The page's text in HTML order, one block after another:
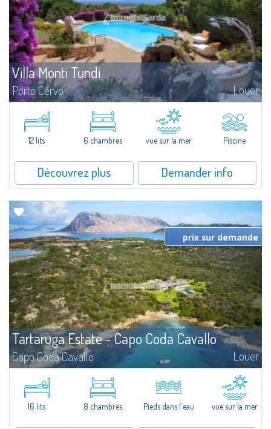
Villa Monti Tundi
Porto Cervo Louer
Villa de construction récente dans une Résidence de prestige.Elle se
compose de trois chambres doubles, deux chambres à deux lits, chacune
avec salle de bains, une chambre de service à deux lits avec salle de bains...
12 lits 6 chambres vue sur la mer Piscine
Découvrez plus Demander info
Tartaruga Estate - Capo Coda Cavallo
Capo Coda Cavallo Louer
Pour ceux qui aiment la détente et un certain isolement, cette villa jouit
d'une position exceptionnelle au cœur du parc protégé de Tavolara à Capo
Coda Cavallo.Sur un seul niveau, la villa, conçue per le célèbre...
prix sur demande
16 lits 8 chambres Pieds dans l'eau vue sur la mer